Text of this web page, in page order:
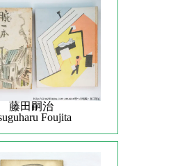
藤田嗣治
Foujita